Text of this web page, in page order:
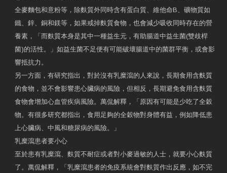
全麥麵包和意粉等，除麩質外同時含有蛋白質、維他命B、礦物質如
鐵、鋅、銅和鎂等，如果戒掉麩質食物，也會減少吸收同時存在的營
養素，「而麩質本身是其中一種益生元，有助腸道中益生菌(雙歧桿
菌)的活性。」如益生菌不足便有可能破壞腸道中的菌群平衡，或會影
響抵抗力。
另一方面，有研究指出，對於沒有乳糜瀉的人來說，長期食用含麩質
的食物，並不會影響患心臟病的風險，但相反，長期避免食用含麩質
食物會增加心血管疾病風險。萬侃解釋，「原因有可能是少吃了全穀
物。有很多研究都指出，食用足夠的全穀物對身體有益，例如降低患
上心臟病、中風和糖尿病的風險。」
乳糜瀉患者要小心
至於患有乳糜瀉、麩質不耐症或者對小麥過敏的人士，就要小心麩質
了。萬侃解釋，「乳糜瀉患者的免疫系統會對麩質作出反應，如不完